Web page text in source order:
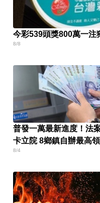
今彩539頭獎800萬一注
8/8
普發一萬最新進度！法
卡立院 8鄉鎮自辦最高
萬
8/4